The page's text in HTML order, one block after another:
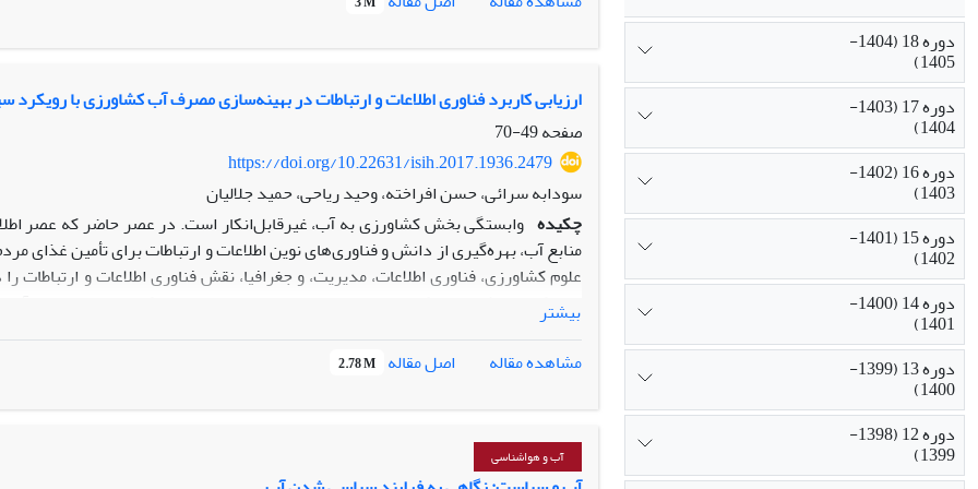
اثربخشی و بازدهی، شفافیت، مسئولیت‌پذیری، پاسخ‌دهی، انسجام، مشارکت، و
نظام حکمرانی سنتی آب تبیین شده است که می‌توان از این اصول برای گذار به حکمرانی
ارزیابی کاربرد فناوری اطلاعات و ارتباطات در بهینه‌سازی مصرف آب کشاورزی با
صفحه49-70
https://doi.org/10.22631/isih.2017.1936.2479
سودابه سرائی، حسن افراخته، وحید ریاحی، حمید جلالیان
چکیده وابستگی بخش کشاورزی به آب، غیرقابل‌انکار است. در عصر حاضر که عصر
منابع آب، بهره‌گیری از دانش و فناوری‌های نوین اطلاعات و ارتباطات برای تأمین غذای
علوم کشاورزی، فناوری اطلاعات، مدیریت، و جغرافیا، نقش فناوری اطلاعات و
نرم» که از روش‌های تفکر سیستمی در علم مدیریت است، تحلیل کرده است. مسئله آب
مصاحبه‌های نیمه‌ساختاریافته با متخصصان و مسئولان سازمان‌های مربوطه، شناسایی
می‌تواند از طریق اطلاع‌رسانی به کشاورزان و کمک به آن‌ها در تصمیم‌گیری‌های مربوط
راه‌اندازی چنین سامانه‌ای نیازمند هماهنگی بین دستگاه‌های ذی‌ربط و آموزش و
بیشتر
مشاهده مقاله
اصل مقاله 2.78 M
آب و هواشناسی
دوره 18 (1404-
1405)
دوره 17 (1403-
1404)
دوره 16 (1402-
1403)
دوره 15 (1401-
1402)
دوره 14 (1400-
1401)
دوره 13 (1399-
1400)
دوره 12 (1398-
1399)